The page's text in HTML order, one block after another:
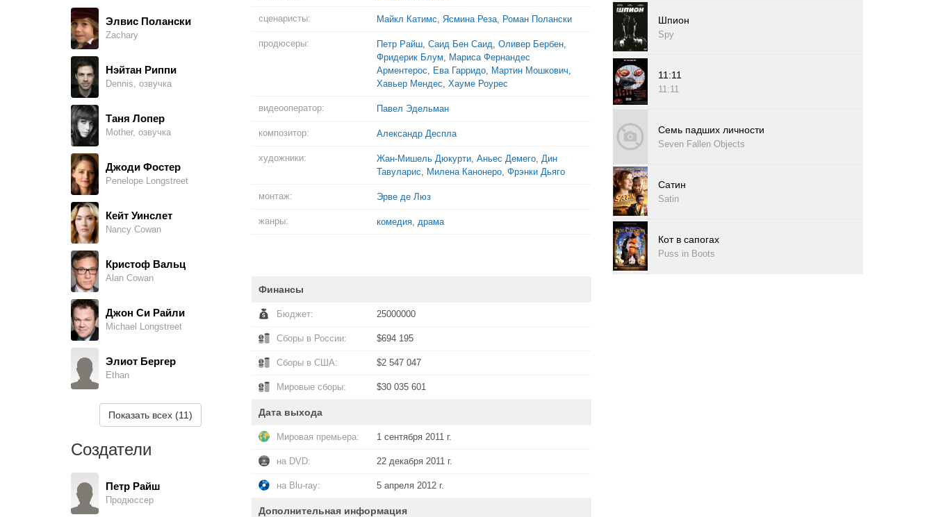
Элвис Полански
Zachary
Нэйтан Риппи
Dennis, озвучка
Таня Лопер
Mother, озвучка
Джоди Фостер
Penelope Longstreet
Кейт Уинслет
Nancy Cowan
Кристоф Вальц
Alan Cowan
Джон Си Райли
Michael Longstreet
Элиот Бергер
Ethan
Джозеф Резвин
Джули Адамс
Алексис Кендрик
Показать всех (11)
Создатели
Петр Райш
Продюссер
сценаристы: Майкл Катимс, Ясмина Реза, Роман Полански
продюсеры: Петр Райш, Саид Бен Саид, Оливер Бербен,
Фридерик Блум, Мариса Фернандес
Арментерос, Ева Гарридо, Мартин Мошкович,
Хавьер Мендес, Хауме Роурес
видеооператор: Павел Эдельман
композитор: Александр Деспла
художники: Жан-Мишель Дюкурти, Аньес Демего, Дин
Тавуларис, Милена Канонеро, Фрэнки Дьяго
монтаж: Эрве де Люз
жанры: комедия, драма
Финансы
Бюджет: 25000000
Сборы в России: $694 195
Сборы в США: $2 547 047
Мировые сборы: $30 035 601
Дата выхода
Мировая премьера: 1 сентября 2011 г.
на DVD: 22 декабря 2011 г.
на Blu-ray: 5 апреля 2012 г.
Дополнительная информация
Шпион
Spy
11:11
11:11
Семь падших личности
Seven Fallen Objects
Сатин
Satin
Кот в сапогах
Puss in Boots